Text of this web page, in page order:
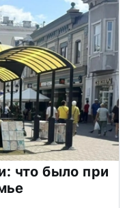
что было при